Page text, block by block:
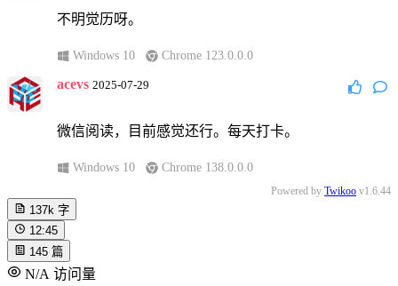
不明觉历呀。
Windows 10 Chrome 123.0.0.0
acevs 2025-07-29
微信阅读，目前感觉还行。每天打卡。
Windows 10 Chrome 138.0.0.0
Powered by Twikoo v1.6.44
137k 字
12:45
145 篇
N/A 访问量